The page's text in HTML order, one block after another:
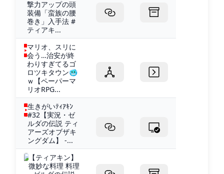
撃力アップの頭
装備「蛮族の腰
巻き」入手法 #
ティアキ...
マリオ、スリに
会う…治安が終
わりすぎてるゴ
ロツキタウン🥶
ｗ【ペーパーマ
リオRPG...
生きがいﾃｨｱｷﾝ
#32【実況・ゼ
ルダの伝説 ティ
アーズオブザキ
ングダム】 -...
【ティアキン】
微妙な料理 料理